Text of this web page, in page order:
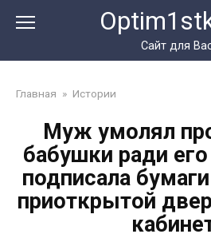
Сайт для
Главная » Истории
Муж умолял
бабушки ради
подписала
приоткрытой